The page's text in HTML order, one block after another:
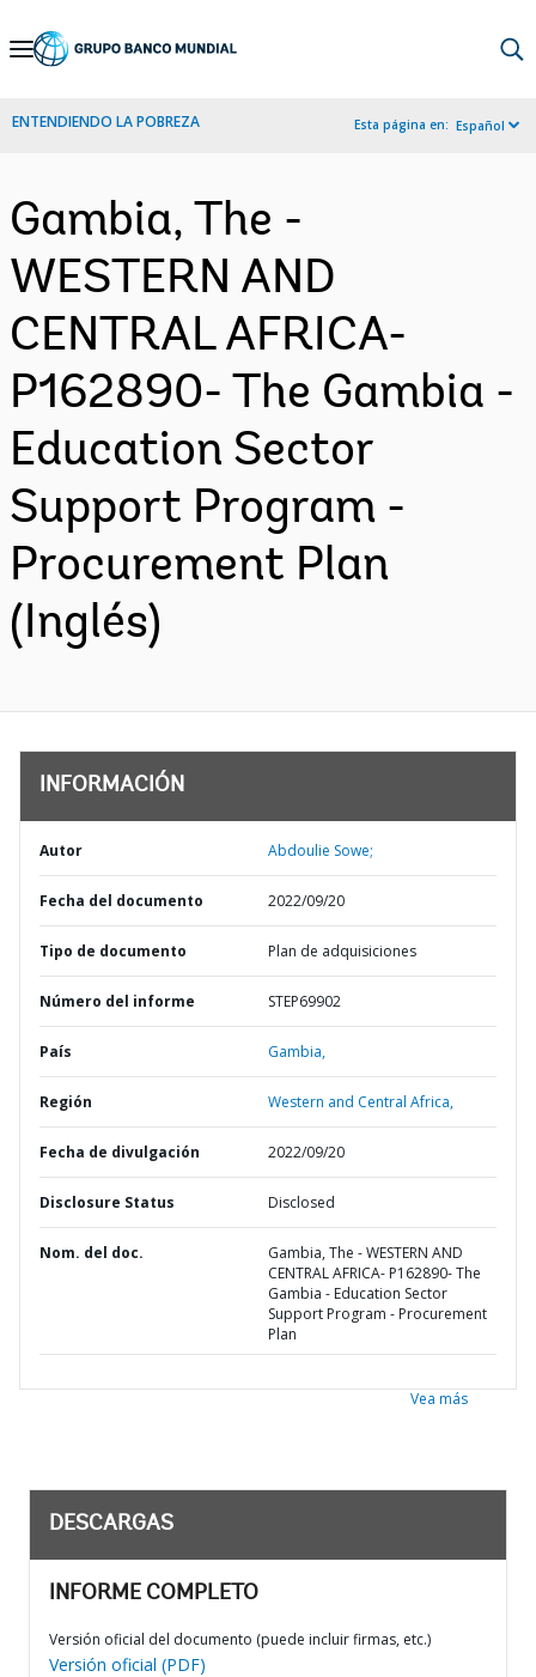
Skip
Navigation
ENTENDIENDO LA POBREZA Esta página en: Español
Gambia, The -
WESTERN AND
CENTRAL AFRICA-
P162890- The Gambia -
Education Sector
Support Program -
Procurement Plan
(Inglés)
INFORMACIÓN
Autor Abdoulie Sowe;
Fecha del documento 2022/09/20
Tipo de documento Plan de adquisiciones
Número del informe STEP69902
País Gambia,
Región Western and Central Africa,
Fecha de divulgación 2022/09/20
Disclosure Status Disclosed
Nom. del doc.
Gambia, The - WESTERN AND
CENTRAL AFRICA- P162890- The
Gambia - Education Sector
Support Program - Procurement
Plan
Vea más
DESCARGAS
INFORME COMPLETO
Versión oficial del documento (puede incluir firmas, etc.)
Versión oficial (PDF)